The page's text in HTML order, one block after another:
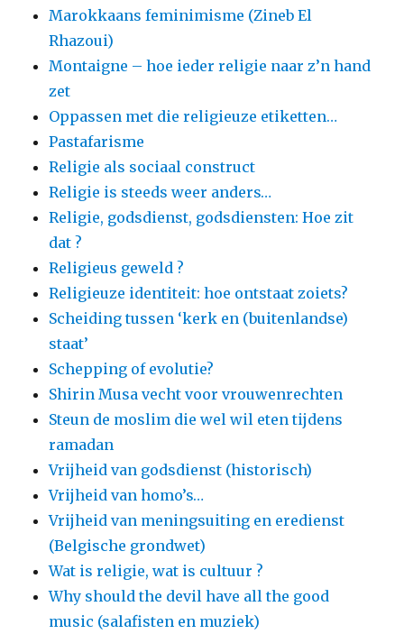
Marokkaans feminimisme (Zineb El
Rhazoui)
Montaigne – hoe ieder religie naar z’n hand
zet
Oppassen met die religieuze etiketten…
Pastafarisme
Religie als sociaal construct
Religie is steeds weer anders…
Religie, godsdienst, godsdiensten: Hoe zit
dat ?
Religieus geweld ?
Religieuze identiteit: hoe ontstaat zoiets?
Scheiding tussen ‘kerk en (buitenlandse)
staat’
Schepping of evolutie?
Shirin Musa vecht voor vrouwenrechten
Steun de moslim die wel wil eten tijdens
ramadan
Vrijheid van godsdienst (historisch)
Vrijheid van homo’s…
Vrijheid van meningsuiting en eredienst
(Belgische grondwet)
Wat is religie, wat is cultuur ?
Why should the devil have all the good
music (salafisten en muziek)